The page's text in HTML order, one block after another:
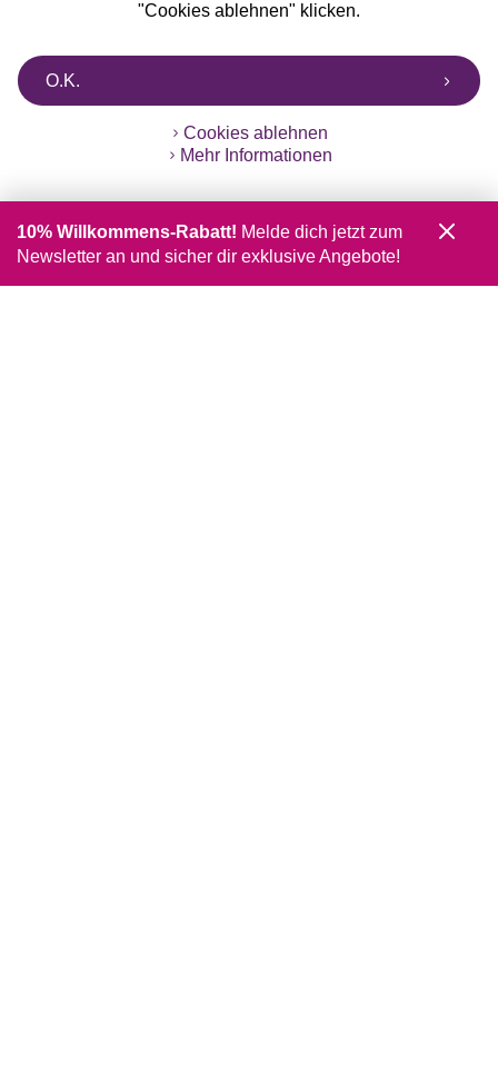
"Cookies ablehnen" klicken.
O.K.
Cookies ablehnen
Mehr Informationen
10% Willkommens-Rabatt! Melde dich jetzt zum
Newsletter an und sicher dir exklusive Angebote!